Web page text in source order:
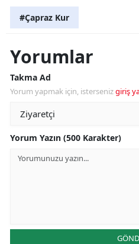
#Çapraz Kur
Yorumlar
Takma Ad
Yorum yapmak için, istersenizgiriş
Yorum Yazın (500 Karakter)